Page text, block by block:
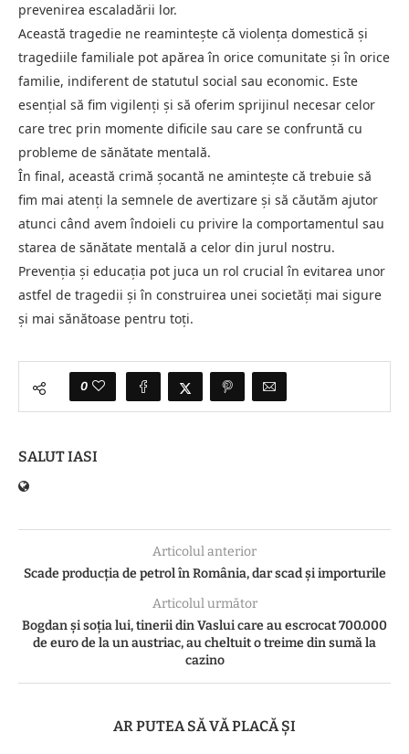
prevenirea escaladării lor.
Această tragedie ne reamintește că violența domestică și
tragediile familiale pot apărea în orice comunitate și în orice
familie, indiferent de statutul social sau economic. Este
esențial să fim vigilenți și să oferim sprijinul necesar celor
care trec prin momente dificile sau care se confruntă cu
probleme de sănătate mentală.
În final, această crimă șocantă ne amintește că trebuie să
fim mai atenți la semnele de avertizare și să căutăm ajutor
atunci când avem îndoieli cu privire la comportamentul sau
starea de sănătate mentală a celor din jurul nostru.
Prevenția și educația pot juca un rol crucial în evitarea unor
astfel de tragedii și în construirea unei societăți mai sigure
și mai sănătoase pentru toți.
0
SALUT IASI
Articolul anterior
Scade producția de petrol în România, dar scad și importurile
Articolul următor
Bogdan și soția lui, tinerii din Vaslui care au escrocat 700.000
de euro de la un austriac, au cheltuit o treime din sumă la
cazino
AR PUTEA SĂ VĂ PLACĂ ȘI